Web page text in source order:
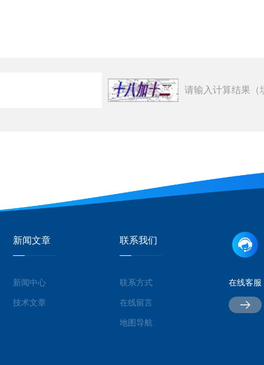
请输入计算结果（
新闻文章
新闻中心
技术文章
联系我们
联系方式
在线留言
地图导航
在线客服